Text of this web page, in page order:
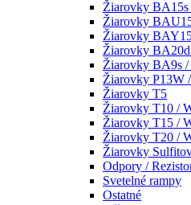
Žiarovky BA15s
Žiarovky
Žiarovky
Žiarovky BA20d
Žiarovky BA9s
Žiarovky P13W
Žiarovky T5
Žiarovky T10 /
Žiarovky T15 /
Žiarovky T20 /
Žiarovky
Odpory /
Svetelné rampy
Ostatné